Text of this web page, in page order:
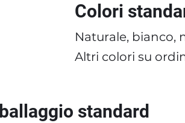
Colori
Naturale, bianco,
Altri colori su
standard